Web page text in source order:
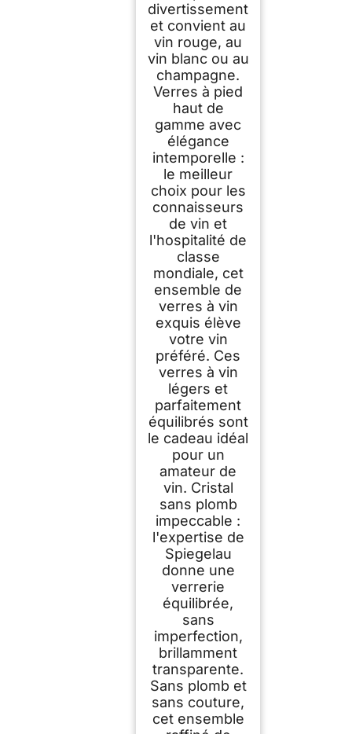
divertissement
et convient au
vin rouge, au
vin blanc ou au
champagne.
Verres à pied
haut de
gamme avec
élégance
intemporelle :
le meilleur
choix pour les
connaisseurs
de vin et
l'hospitalité de
classe
mondiale, cet
ensemble de
verres à vin
exquis élève
votre vin
préféré. Ces
verres à vin
légers et
parfaitement
équilibrés sont
le cadeau idéal
pour un
amateur de
vin. Cristal
sans plomb
impeccable :
l'expertise de
Spiegelau
donne une
verrerie
équilibrée,
sans
imperfection,
brillamment
transparente.
Sans plomb et
sans couture,
cet ensemble